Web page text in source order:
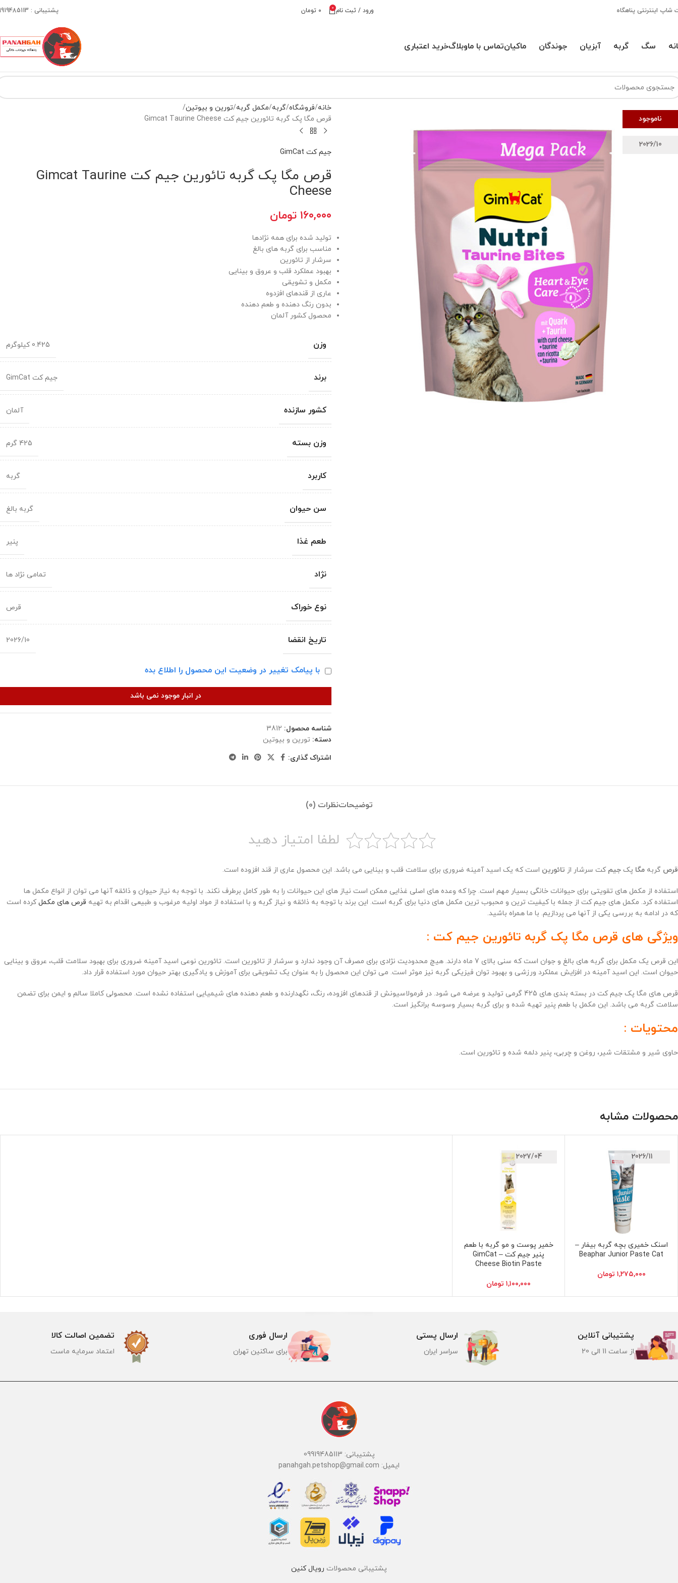
شاپ اینترنتی پناهگاه ورود / ثبت نام 0 ۰ تومان پشتیبانی : 09919485113
سگ گربه آبزیان جوندگان ماکیانتماس با ماوبلاگخرید اعتباری
ناموجود
2026/10
خانه فروشگاه گربه مکمل گربه تورین و بیوتین
قرص مگا پک گربه تائورین جیم کت Gimcat Taurine Cheese
جیم کت GimCat
قرص مگا پک گربه تائورین جیم کت Gimcat Taurine
Cheese
۱۶۰,۰۰۰ تومان
تولید شده برای همه نژادها
مناسب برای گربه های بالغ
سرشار از تائورین
بهبود عملکرد قلب و عروق و بینایی
مکمل و تشویقی
عاری از قندهای افزدوه
بدون رنگ دهنده و طعم دهنده
محصول کشور آلمان
وزن 0.425 کیلوگرم
برند جیم کت GimCat
کشور سازنده آلمان
وزن بسته 425 گرم
کاربرد گربه
سن حیوان گربه بالغ
طعم غذا پنیر
نژاد تمامی نژاد ها
نوع خوراک قرص
تاریخ انقضا 2026/10
با پیامک تغییر در وضعیت این محصول را اطلاع بده
در انبار موجود نمی باشد
شناسه محصول: 3812
دسته: تورین و بیوتین
اشتراک گذاری:
توضیحاتنظرات (0)
لطفا امتیاز دهید
قرص گربه مگا پک جیم کت سرشار از تائورین است که یک اسید آمینه ضروری برای سلامت قلب و بینایی می باشد. این محصول عاری از قند افزوده است.
استفاده از مکمل های تقویتی برای حیوانات خانگی بسیار مهم است. چرا که وعده های اصلی غذایی ممکن است نیاز های این حیوانات را به طور کامل برطرف نکند. با توجه به نیاز حیوان و ذائقه آنها می توان از انواع مکمل ها
استفاده کرد. مکمل های جیم کت از جمله با کیفیت ترین و محبوب ترین مکمل های دنیا برای گربه است. این برند با توجه به ذائقه و نیاز گربه و با استفاده از مواد اولیه مرغوب و طبیعی اقدام به تهیه قرص های مکملکرده است
که در ادامه به بررسی یکی از آنها می پردازیم. با ما همراه باشید.
ویژگی های قرص مگا پک گربه تائورین جیم کت :
این قرص یک مکمل برای گربه های بالغ و جوان است که سنی بالای 7 ماه دارند. هیچ محدودیت نژادی برای مصرف آن وجود ندارد و سرشار از تائورین است. تائورین نوعی اسید آمینه ضروری برای بهبود سلامت قلب، عروق و بینایی
حیوان است. این اسید آمینه در افزایش عملکرد ورزشی و بهبود توان فیزیکی گربه نیز موثر است. می توان این محصول را به عنوان یک تشویقی برای آموزش و یادگیری بهتر حیوان مورد استفاده قرار داد.
قرص های مگا پک جیم کت در بسته بندی های 425 گرمی تولید و عرضه می شود. در فرمولاسیونش از قندهای افزوده، رنگ، نگهدارنده و طعم دهنده های شیمیایی استفاده نشده است. محصولی کاملا سالم و ایمن برای تضمن
سلامت گربه می باشد. این مکمل با طعم پنیر تهیه شده و برای گربه بسیار وسوسه برانگیز است.
محتویات :
حاوی شیر و مشتقات شیر، روغن و چربی، پنیر دلمه شده و تائورین است.
محصولات مشابه
2026/11
افزودن به سبد خرید
اسنک خمیری بچه گربه بیفار –
Beaphar Junior Paste Cat
۱,۲۷۵,۰۰۰ تومان
2027/04
افزودن به سبد خرید
خمیر پوست و مو گربه با طعم
پنیر جیم کت – GimCat
Cheese Biotin Paste
۱,۱۰۰,۰۰۰ تومان
تضمین اصالت کالا
اعتماد سرمایه ماست
ارسال فوری
برای ساکنین تهران
ارسال پستی
سراسر ایران
پشتیبانی آنلاین
از ساعت 11 الی 20
پشتیبانی: 09919485113
ایمیل: panahgah.petshop@gmail.com
پشتیبانی محصولات رویال کنین